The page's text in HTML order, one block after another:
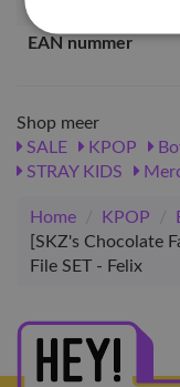
EAN nummer
Shop meer
SALE
KPOP
STRAY KIDS
Home / KPOP /
[SKZ's Chocolate
File SET - Felix